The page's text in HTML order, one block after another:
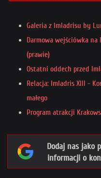
Galeria z Imladrisu by
Darmowa wejściówka na
(prawie)
Ostatni oddech przed
Relacja: Imladris XIII -
małego
Program atrakcji
Dodaj nas jako
informacji o